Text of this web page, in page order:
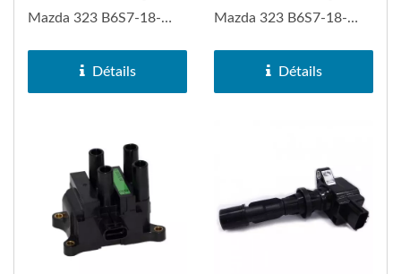
Mazda 323 B6S7-18-
Mazda B2600,...
Détails
Mazda 323 B6S7-18-
Festiva...
Détails